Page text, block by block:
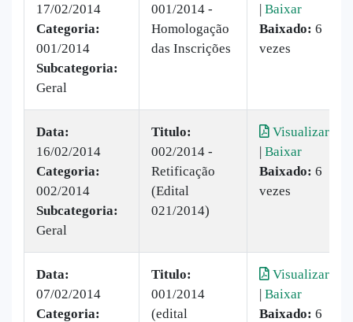
17/02/2014
Categoria:
001/2014
Subcategoria:
Geral
001/2014 -
Homologação
das Inscrições
| Baixar
Baixado: 6
vezes
Data:
16/02/2014
Categoria:
002/2014
Subcategoria:
Geral
Titulo:
002/2014 -
Retificação
(Edital
021/2014)
Visualizar
| Baixar
Baixado: 6
vezes
Data:
07/02/2014
Categoria:
Titulo:
001/2014
(edital
Visualizar
| Baixar
Baixado: 6